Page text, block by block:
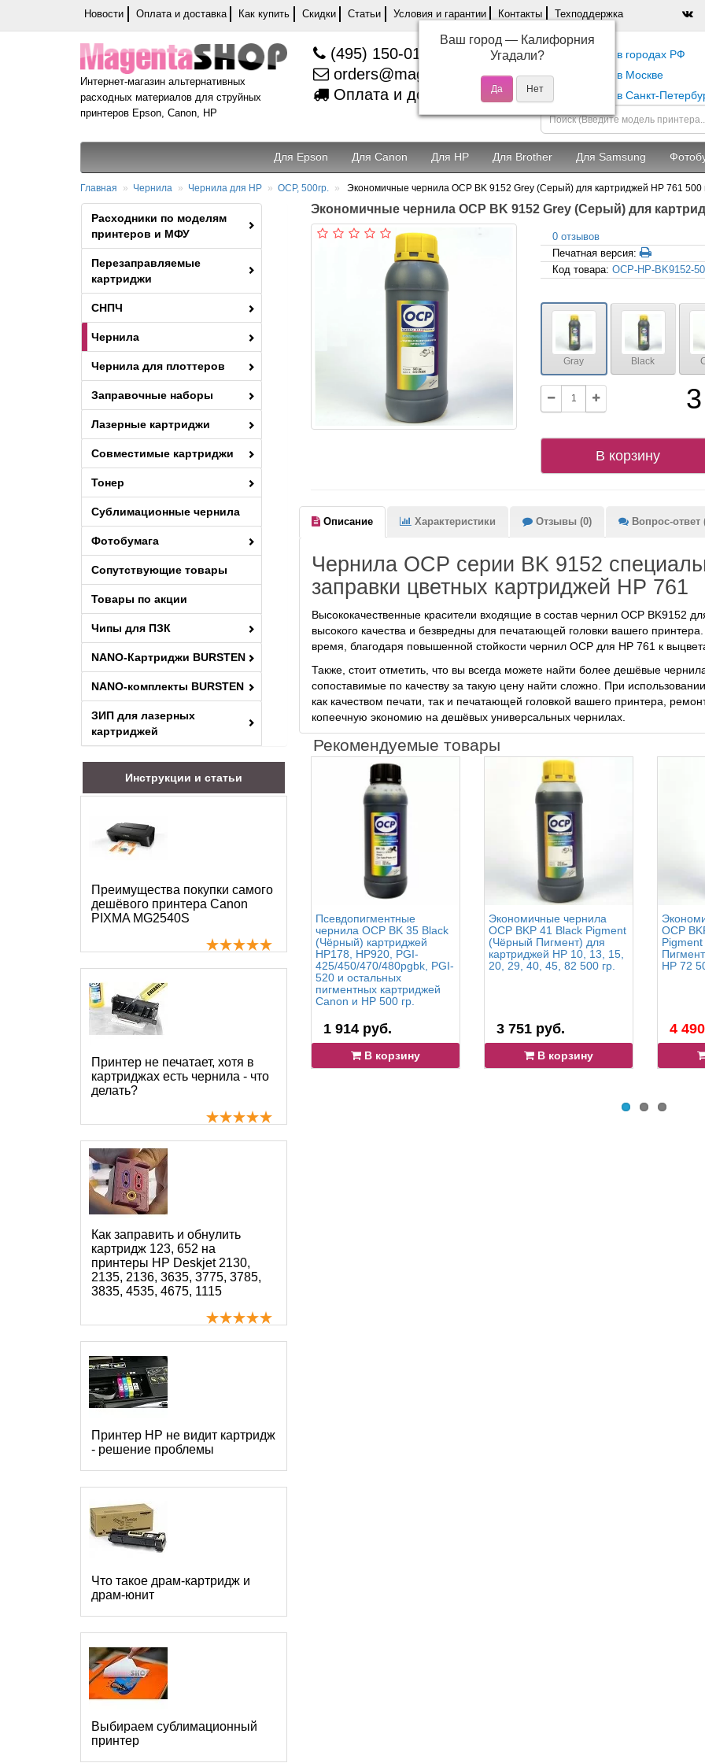
Новости Оплата и доставка Как купить Скидки Статьи Условия и гарантии Контакты Техподдержка
Интернет-магазин альтернативных
расходных материалов для струйных
принтеров Epson, Canon, HP
(495) 150-01-37
orders@magentashop.ru
Оплата и доставка
Самовывоз в городах РФ
Самовывоз в Москве
Самовывоз в Санкт-
Для Epson Для Canon Для HP Для Brother Для Samsung
Главная Чернила Чернила для HP OCP, 500гр. Экономичные чернила OCP BK 9152 Grey (Серый) для картриджей HP 761 500
Расходники по моделям
принтеров и МФУ
Перезаправляемые
картриджи
СНПЧ
Чернила
Чернила для плоттеров
Заправочные наборы
Лазерные картриджи
Совместимые картриджи
Тонер
Сублимационные чернила
Фотобумага
Сопутствующие товары
Товары по акции
Чипы для ПЗК
NANO-Картриджи BURSTEN
NANO-комплекты BURSTEN
ЗИП для лазерных
картриджей
Инструкции и статьи
Преимущества покупки самого
дешёвого принтера Canon
PIXMA MG2540S
Принтер не печатает, хотя в
картриджах есть чернила - что
делать?
Как заправить и обнулить
картридж 123, 652 на
принтеры HP Deskjet 2130,
2135, 2136, 3635, 3775, 3785,
3835, 4535, 4675, 1115
Принтер HP не видит картридж
- решение проблемы
Что такое драм-картридж и
драм-юнит
Выбираем сублимационный
принтер
Экономичные чернила OCP BK 9152 Grey (Серый) для
0 отзывов
Печатная версия:
Код товара: OCP-HP-BK9152-
Gray Black
В корзину
Описание Характеристики Отзывы (0) Вопрос-ответ
Чернила OCP серии BK 9152
заправки цветных картриджей HP 761
Высококачественные красители входящие в состав чернил OCP BK9152
высокого качества и безвредны для печатающей головки вашего
время, благодаря повышенной стойкости чернил OCP для HP 761 к
Также, стоит отметить, что вы всегда можете найти более дешёвые
сопоставимые по качеству за такую цену найти сложно. При
как качеством печати, так и печатающей головкой вашего принтера,
копеечную экономию на дешёвых универсальных чернилах.
Рекомендуемые товары
Псевдопигментные
чернила OCP BK 35 Black
(Чёрный) картриджей
HP178, HP920, PGI-
425/450/470/480pgbk, PGI-
520 и остальных
пигментных картриджей
Canon и HP 500 гр.
1 914 руб.
В корзину
Экономичные чернила
OCP BKP 41 Black Pigment
(Чёрный Пигмент) для
картриджей HP 10, 13, 15,
20, 29, 40, 45, 82 500 гр.
3 751 руб.
В корзину
OCP
HP 72
4
Ваш город — Калифорния
Угадали?